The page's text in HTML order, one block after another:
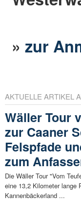
»zur
AKTUELLE ARTIKEL
Wäller Tour
zur Caaner
Felspfade
zum
Die Wäller Tour "Vom
eine 13,2 Kilometer lange
Kannenbäckerland ...